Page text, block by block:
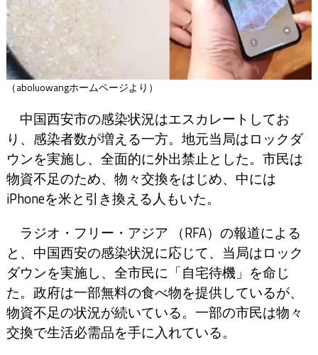
（aboluowangホームページより）
中国西安市の感染状況はエスカレートしてお
り、感染者数が増える一方。地元当局はロックダ
ウンを実施し、全面的に外出禁止とした。市民は
物資不足のため、物々交換をはじめ、中には
iPhoneを米と引き換える人もいた。
ラジオ・フリー・アジア （RFA）の報道による
と、中国西安の感染状況に応じて、当局はロック
ダウンを実施し、全市民に「自宅待機」を命じ
た。政府は一部無料の食べ物を提供しているが、
物資不足の状況が続いている。一部の市民は物々
交換で生活必需品を手に入れている。